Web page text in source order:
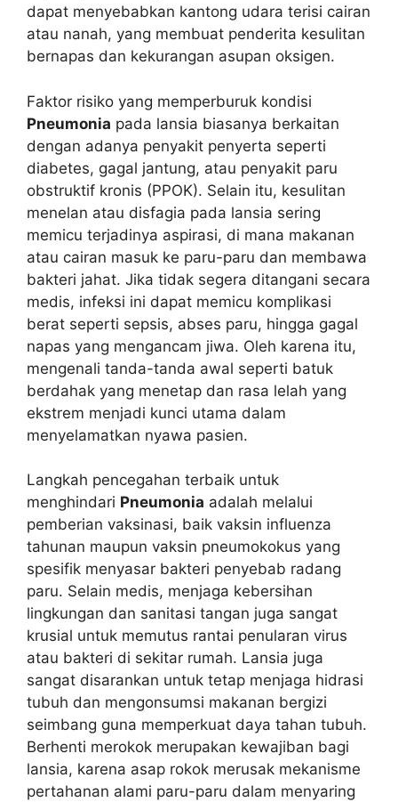
dapat menyebabkan kantong udara terisi cairan
atau nanah, yang membuat penderita kesulitan
bernapas dan kekurangan asupan oksigen.
Faktor risiko yang memperburuk kondisi
Pneumonia pada lansia biasanya berkaitan
dengan adanya penyakit penyerta seperti
diabetes, gagal jantung, atau penyakit paru
obstruktif kronis (PPOK). Selain itu, kesulitan
menelan atau disfagia pada lansia sering
memicu terjadinya aspirasi, di mana makanan
atau cairan masuk ke paru-paru dan membawa
bakteri jahat. Jika tidak segera ditangani secara
medis, infeksi ini dapat memicu komplikasi
berat seperti sepsis, abses paru, hingga gagal
napas yang mengancam jiwa. Oleh karena itu,
mengenali tanda-tanda awal seperti batuk
berdahak yang menetap dan rasa lelah yang
ekstrem menjadi kunci utama dalam
menyelamatkan nyawa pasien.
Langkah pencegahan terbaik untuk
menghindari Pneumonia adalah melalui
pemberian vaksinasi, baik vaksin influenza
tahunan maupun vaksin pneumokokus yang
spesifik menyasar bakteri penyebab radang
paru. Selain medis, menjaga kebersihan
lingkungan dan sanitasi tangan juga sangat
krusial untuk memutus rantai penularan virus
atau bakteri di sekitar rumah. Lansia juga
sangat disarankan untuk tetap menjaga hidrasi
tubuh dan mengonsumsi makanan bergizi
seimbang guna memperkuat daya tahan tubuh.
Berhenti merokok merupakan kewajiban bagi
lansia, karena asap rokok merusak mekanisme
pertahanan alami paru-paru dalam menyaring